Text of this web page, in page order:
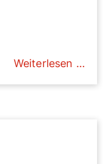
Weiterlesen …